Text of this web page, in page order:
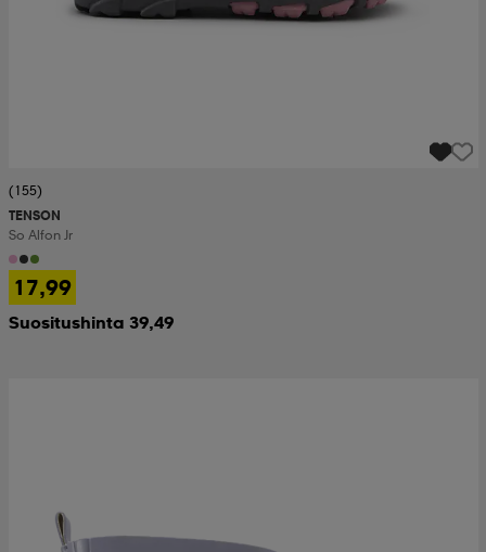
(155)
TENSON
So Alfon Jr
17,99
Suositushinta 39,49